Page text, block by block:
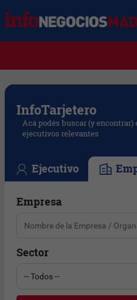
InfoTarjetero
Acá podés buscar (y encontrar)
ejecutivos relevantes
Ejecutivo
Empresa
Sector